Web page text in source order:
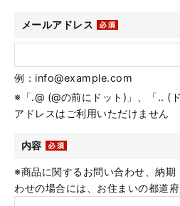
メールアドレス
例：info@example.com
※「.@ (@の前にドット)」、「.. (
アドレスはご利用いただけません
内容
※商品に関するお問い合わせ、納期
わせの場合には、お住まいの都道